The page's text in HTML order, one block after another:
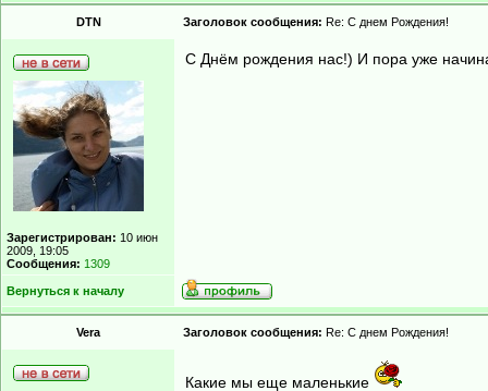
DTN Заголовок сообщения: Re: С днем Рождения!
Зарегистрирован: 10 июн
2009, 19:05
Сообщения: 1309
С Днём рождения нас!) И пора уже
Вернуться к началу
Vera Заголовок сообщения: Re: С днем Рождения!
Какие мы еще маленькие